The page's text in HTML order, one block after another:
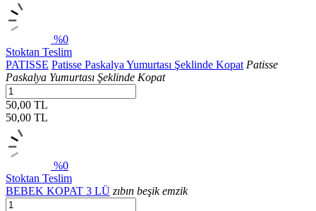
%0
Stoktan Teslim
PATISSE Patisse Paskalya Yumurtası Şeklinde Kopat Patisse
Paskalya Yumurtası Şeklinde Kopat
50,00 TL
50,00 TL
%0
Stoktan Teslim
BEBEK KOPAT 3 LÜ zıbın beşik emzik